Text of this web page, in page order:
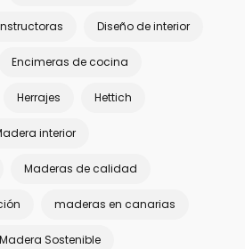
Diseño de interior
Encimeras de cocina
Herrajes Hettich
interior
Maderas de calidad
maderas en canarias
Madera Sostenible